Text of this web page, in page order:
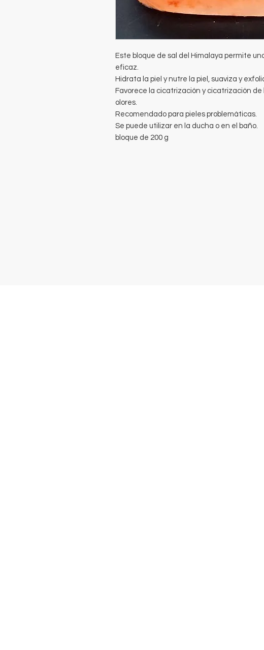
Este bloque de sal del Himalaya permite
eficaz.
Hidrata la piel y nutre la piel, suaviza y
Favorece la cicatrización y cicatrización de
olores.
Recomendado para pieles problemáticas.
Se puede utilizar en la ducha o en el baño.
bloque de 200 g